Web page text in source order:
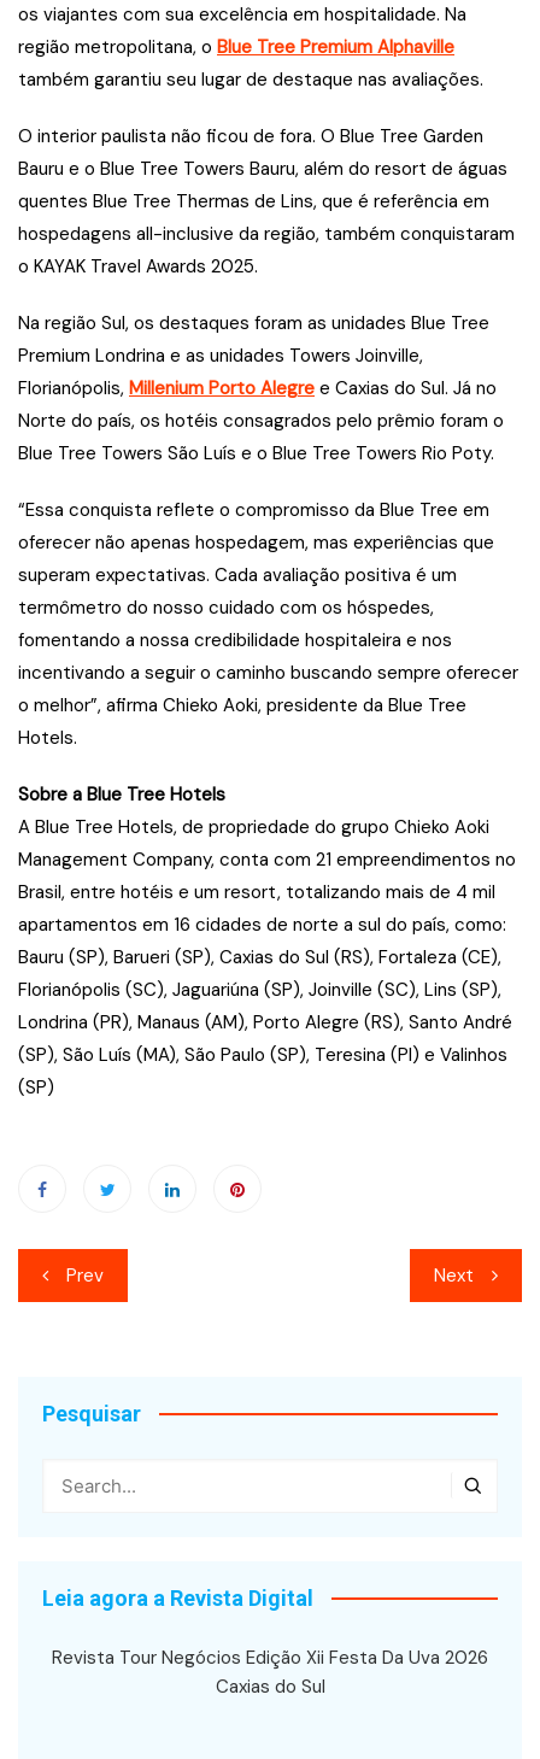
os viajantes com sua excelência em hospitalidade. Na
região metropolitana, o Blue Tree Premium Alphaville
também garantiu seu lugar de destaque nas avaliações.
O interior paulista não ficou de fora. O Blue Tree Garden
Bauru e o Blue Tree Towers Bauru, além do resort de águas
quentes Blue Tree Thermas de Lins, que é referência em
hospedagens all-inclusive da região, também conquistaram
o KAYAK Travel Awards 2025.
Na região Sul, os destaques foram as unidades Blue Tree
Premium Londrina e as unidades Towers Joinville,
Florianópolis, Millenium Porto Alegre e Caxias do Sul. Já no
Norte do país, os hotéis consagrados pelo prêmio foram o
Blue Tree Towers São Luís e o Blue Tree Towers Rio Poty.
“Essa conquista reflete o compromisso da Blue Tree em
oferecer não apenas hospedagem, mas experiências que
superam expectativas. Cada avaliação positiva é um
termômetro do nosso cuidado com os hóspedes,
fomentando a nossa credibilidade hospitaleira e nos
incentivando a seguir o caminho buscando sempre oferecer
o melhor”, afirma Chieko Aoki, presidente da Blue Tree
Hotels.
Sobre a Blue Tree Hotels
A Blue Tree Hotels, de propriedade do grupo Chieko Aoki
Management Company, conta com 21 empreendimentos no
Brasil, entre hotéis e um resort, totalizando mais de 4 mil
apartamentos em 16 cidades de norte a sul do país, como:
Bauru (SP), Barueri (SP), Caxias do Sul (RS), Fortaleza (CE),
Florianópolis (SC), Jaguariúna (SP), Joinville (SC), Lins (SP),
Londrina (PR), Manaus (AM), Porto Alegre (RS), Santo André
(SP), São Luís (MA), São Paulo (SP), Teresina (PI) e Valinhos
(SP)
Navegação
de
Prev Next
Pesquisar
Leia agora a Revista Digital
Revista Tour Negócios Edição Xii Festa Da Uva 2026
Caxias do Sul